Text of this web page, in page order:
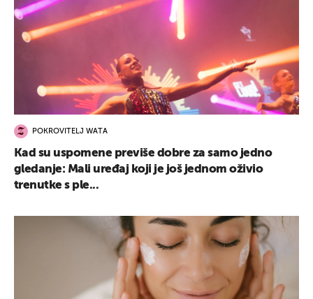
POKROVITELJ WATA
Kad su uspomene previše dobre za samo jedno
gledanje: Mali uređaj koji je još jednom oživio
trenutke s ple...